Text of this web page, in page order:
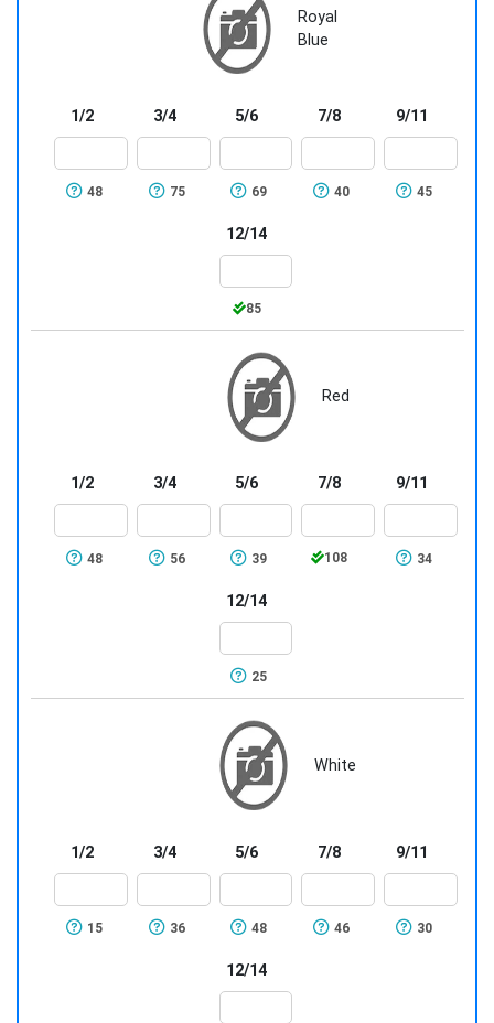
Royal
Blue
1/2
48
3/4
75
5/6
69
7/8
40
9/11
45
12/14
85
Red
1/2
48
3/4
56
5/6
39
7/8
108
9/11
34
12/14
25
White
1/2
15
3/4
36
5/6
48
7/8
46
9/11
30
12/14